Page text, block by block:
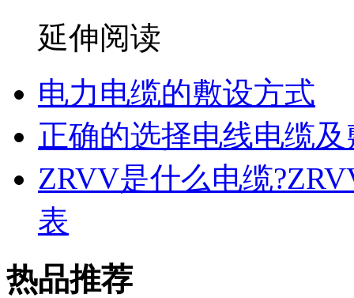
延伸阅读
电力电缆的敷设方式
正确的选择电线电缆
ZRVV是什么电缆
表
热品推荐